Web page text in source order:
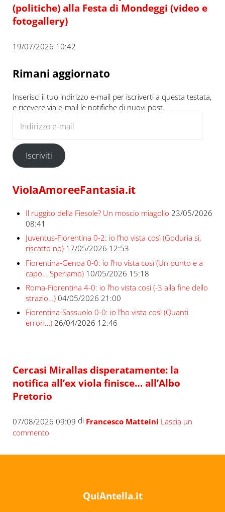
(politiche) alla Festa di Mondeggi (video e
fotogallery)
19/07/2026 10:42
Rimani aggiornato
Inserisci il tuo indirizzo e-mail per iscriverti a questa testata,
e ricevere via e-mail le notifiche di nuovi post.
Iscriviti
ViolaAmoreeFantasia.it
Il ruggito della Fiesole? Un moscio miagolio 23/05/2026
08:41
Juventus-Fiorentina 0-2: io l’ho vista così (Goduria sì,
riscatto no) 17/05/2026 12:53
Fiorentina-Genoa 0-0: io l’ho vista così (Un punto e a
capo… Speriamo) 10/05/2026 15:18
Roma-Fiorentina 4-0: io l’ho vista così (-3 alla fine dello
strazio…) 04/05/2026 21:00
Fiorentina-Sassuolo 0-0: io l’ho vista così (Quanti
errori…) 26/04/2026 12:46
Cercasi Mirallas disperatamente: la
notifica all’ex viola finisce… all’Albo
Pretorio
07/08/2026 09:09 di Francesco Matteini Lascia un
commento
QuiAntella.it